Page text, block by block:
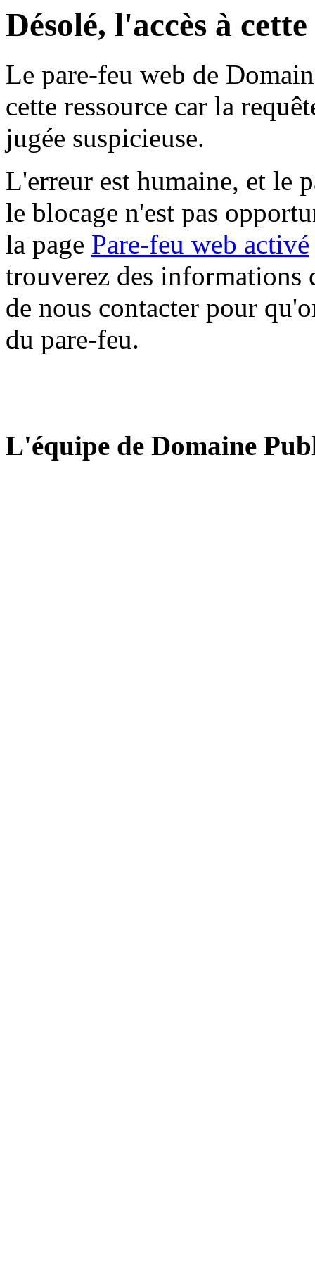
Désolé, l'accès à
Le pare-feu web de
cette ressource car la
jugée suspicieuse.
L'erreur est humaine, et le
le blocage n'est pas
la page Pare-feu web activé
trouverez des informations
de nous contacter pour
du pare-feu.
L'équipe de Domaine